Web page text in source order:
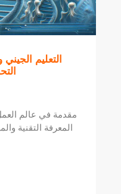
التعليم
مقدمة في عالم
المعرفة التقنية